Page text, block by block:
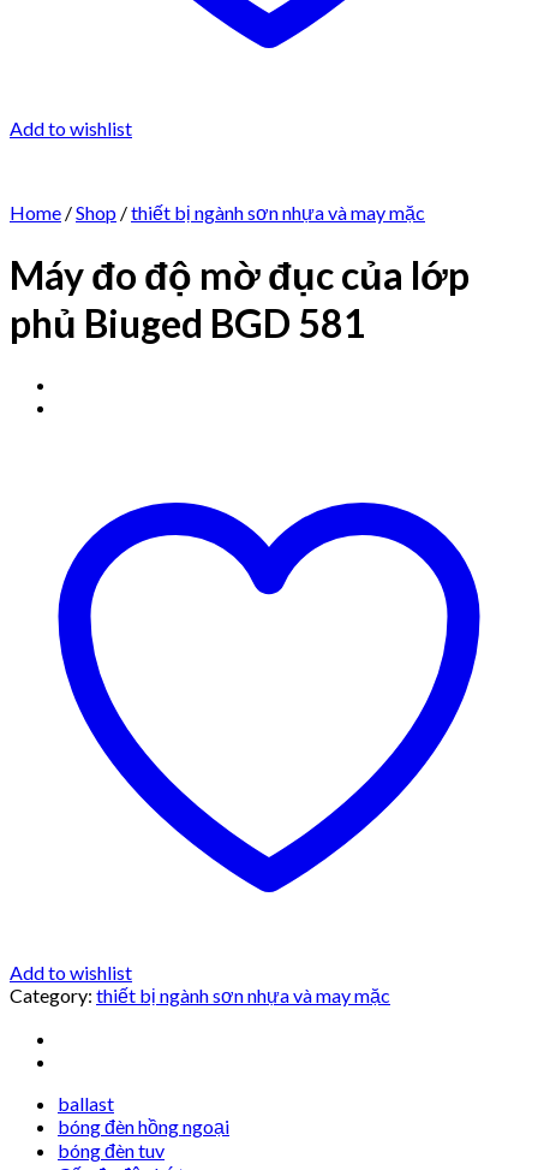
Add to wishlist
Home /Shop /thiết bị ngành sơn nhựa và may mặc
Máy đo độ mờ đục của lớp
phủ Biuged BGD 581
Add to wishlist
Category: thiết bị ngành sơn nhựa và may mặc
ballast
bóng đèn hồng ngoại
bóng đèn tuv